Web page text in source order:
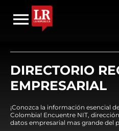
DIRECTORIO
EMPRESARIAL
¡Conozca la información esencial
Colombia! Encuentre NIT,
datos empresarial mas grande del